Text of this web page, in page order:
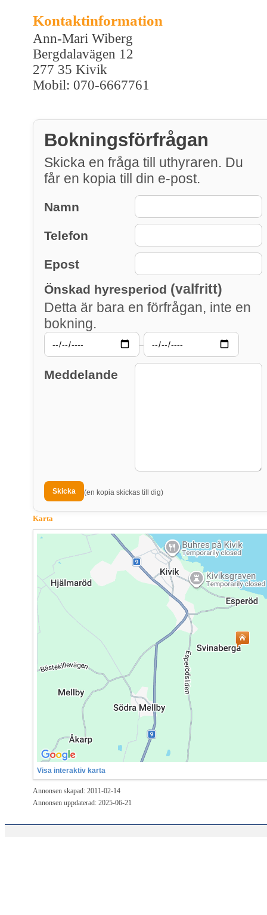
Kontaktinformation
Ann-Mari Wiberg
Bergdalavägen 12
277 35 Kivik
Mobil: 070-6667761
Bokningsförfrågan
Skicka en fråga till uthyraren. Du
får en kopia till din e-post.
Namn
Telefon
Epost
Önskad hyresperiod (valfritt)
Detta är bara en förfrågan, inte en
bokning.
–
Meddelande
(en kopia skickas till dig)
Karta
Visa interaktiv karta
Annonsen skapad: 2011-02-14
Annonsen uppdaterad: 2025-06-21